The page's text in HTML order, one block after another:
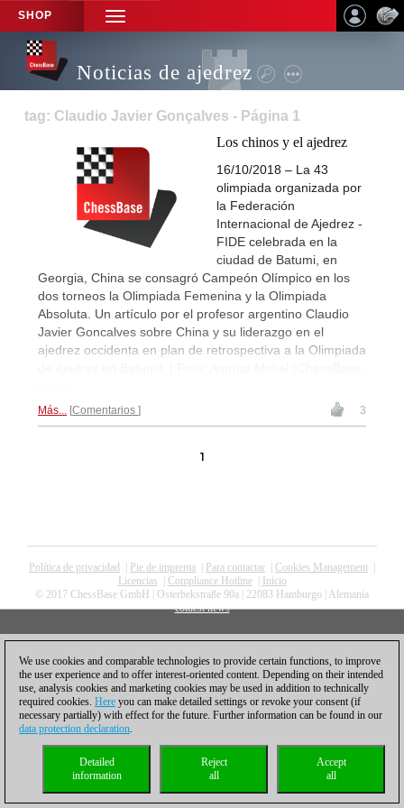
SHOP
TOGGLE
NAVIGATION
Noticias de ajedrez
tag: Claudio Javier Gonçalves - Página 1
Los chinos y el ajedrez
16/10/2018 – La 43
olimpiada organizada por
la Federación
Internacional de Ajedrez -
FIDE celebrada en la
ciudad de Batumi, en
Georgia, China se consagró Campeón Olímpico en los
dos torneos la Olimpiada Femenina y la Olimpiada
Absoluta. Un artículo por el profesor argentino Claudio
Javier Goncalves sobre China y su liderazgo en el
ajedrez occidenta en plan de retrospectiva a la Olimpiada
Más... Comentarios 3
1
Política de privacidad Pie de imprenta Para contactar Cookies Management
Licencias
Compliance Hotline|
Inicio
© 2017 ChessBase GmbH | Osterbekstraße 90a | 22083 Hamburgo | Alemania
coldest news
We use cookies and comparable technologies to provide certain functions, to improve
the user experience and to offer interest-oriented content. Depending on their intended
use, analysis cookies and marketing cookies may be used in addition to technically
required cookies. Here you can make detailed settings or revoke your consent (if
necessary partially) with effect for the future. Further information can be found in our
data protection declaration.
Accept
all
Reject
all
Detailed
information